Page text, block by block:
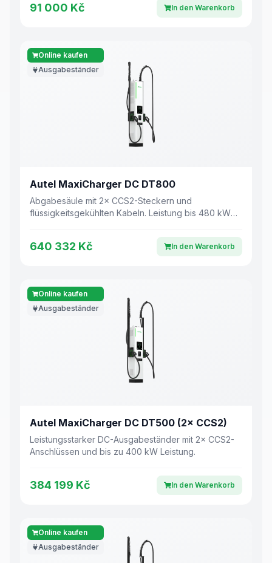
91 000 Kč In den Warenkorb
Online kaufen
Ausgabeständer
Autel MaxiCharger DC DT800
Abgabesäule mit 2× CCS2-Steckern und
flüssigkeitsgekühlten Kabeln. Leistung bis 480 kW
640 332 Kč In den Warenkorb
Online kaufen
Ausgabeständer
Autel MaxiCharger DC DT500 (2× CCS2)
Leistungsstarker DC-Ausgabeständer mit 2× CCS2-
Anschlüssen und bis zu 400 kW Leistung.
384 199 Kč In den Warenkorb
Online kaufen
Ausgabeständer